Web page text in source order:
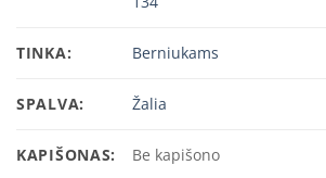
TINKA: Berniukams
SPALVA: Žalia
KAPIŠONAS: Be kapišono